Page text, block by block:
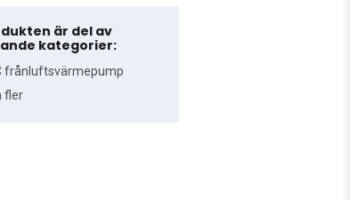
är del av
kategorier:
frånluftsvärmepump
fler